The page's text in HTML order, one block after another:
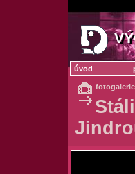
úvod
fotogalerie